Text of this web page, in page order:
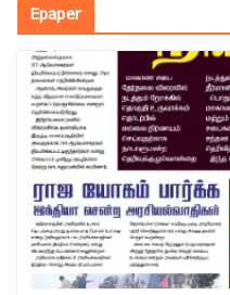
Epaper